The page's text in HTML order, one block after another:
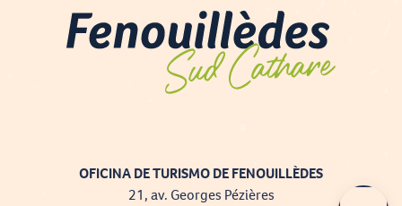
OFICINA DE TURISMO DE FENOUILLÈDES
21, av. Georges Pézières